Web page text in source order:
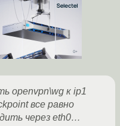
openvpn\wg к ip1
все равно
через eth0…